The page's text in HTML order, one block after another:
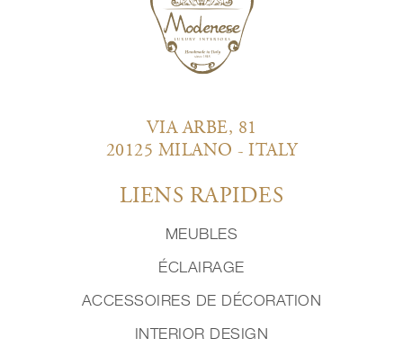
VIA ARBE, 81
20125 MILANO - ITALY
LIENS RAPIDES
MEUBLES
ÉCLAIRAGE
ACCESSOIRES DE DÉCORATION
INTERIOR DESIGN